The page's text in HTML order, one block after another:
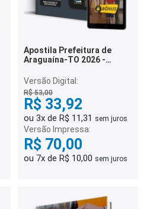
Apostila Prefeitura de
Araguaína-TO 2026 -
Física
Versão Digital:
R$ 53,00
R$ 33,92
ou 3x de R$ 11,31 sem juros
Versão Impressa:
R$ 70,00
ou 7x de R$ 10,00 sem juros